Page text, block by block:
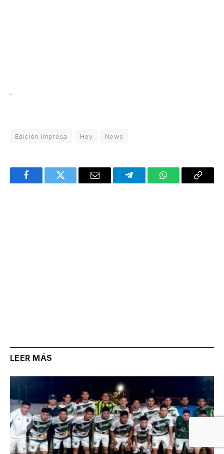
.
Edición Impresa Hoy News
FacebookTwitter Email TelegramWhatsAppCopy
LEER MÁS